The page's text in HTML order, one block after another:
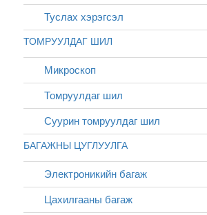
Туслах хэрэгсэл
ТОМРУУЛДАГ ШИЛ
Микроскоп
Томруулдаг шил
Суурин томруулдаг шил
БАГАЖНЫ ЦУГЛУУЛГА
Электроникийн багаж
Цахилгааны багаж